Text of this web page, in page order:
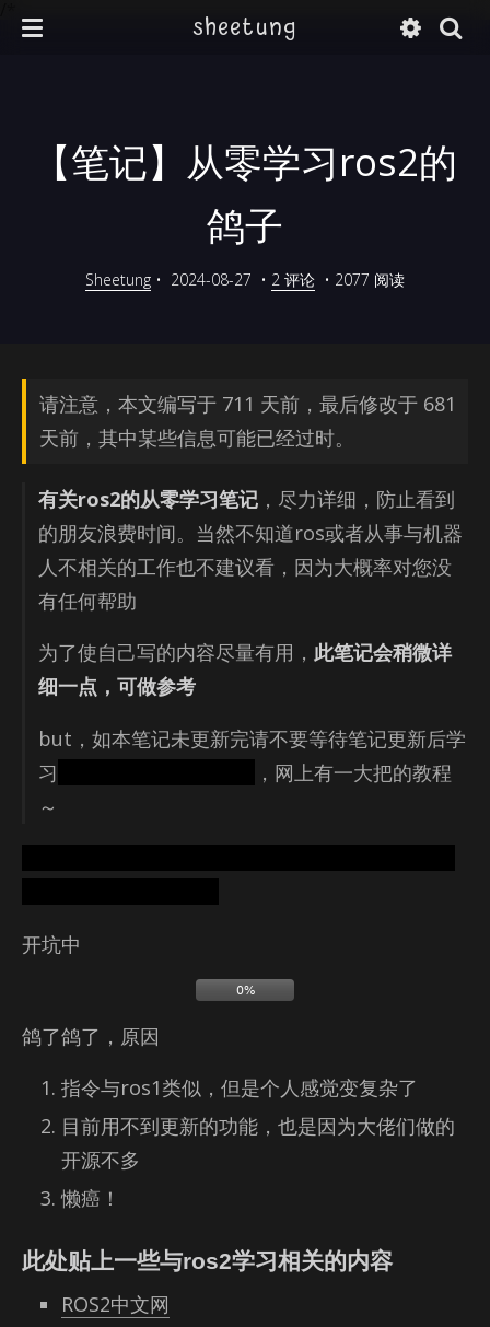
sheetung
【笔记】从零学习ros2的
鸽子
Sheetung • 2024-08-27 • 2 评论 • 2077 阅读
请注意，本文编写于 711 天前，最后修改于 681
天前，其中某些信息可能已经过时。
有关ros2的从零学习笔记 ，尽力详细，防止看到
的朋友浪费时间。当然不知道ros或者从事与机器
人不相关的工作也不建议看，因为大概率对您没
有任何帮助
为了使自己写的内容尽量有用， 此笔记会稍微详
细一点，可做参考
but，如本笔记未更新完请不要等待笔记更新后学
习
，网上有一大把的教程
～
开坑中
鸽了鸽了，原因
指令与ros1类似，但是个人感觉变复杂了
目前用不到更新的功能，也是因为大佬们做的
开源不多
懒癌！
此处贴上一些与ros2学习相关的内容
ROS2中文网